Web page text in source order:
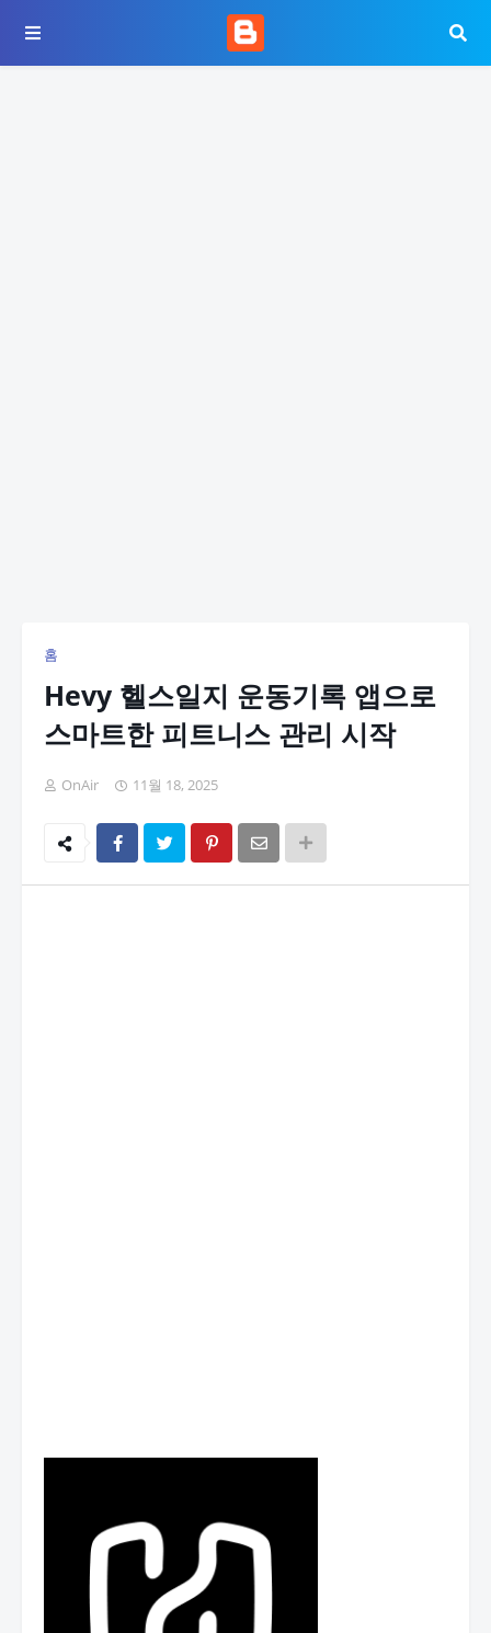
홈
Hevy 헬스일지 운동기록 앱으로
스마트한 피트니스 관리 시작
OnAir 11월 18, 2025